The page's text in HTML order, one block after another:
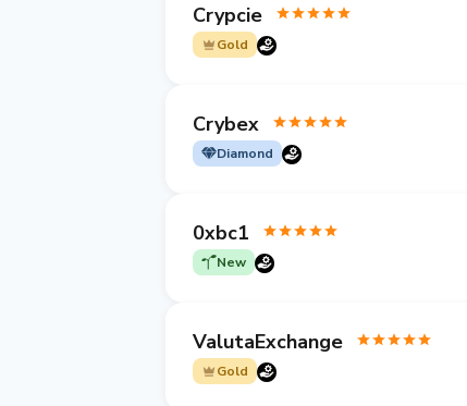
Crypcie
Gold
Crybex
Diamond
0xbc1
New
ValutaExchange
Gold